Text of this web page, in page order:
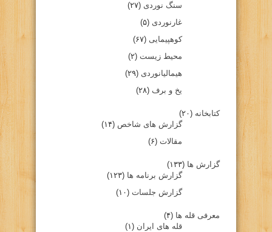
سنگ نوردی (۲۷)
غارنوردی (۵)
کوهپیمایی (۶۷)
محیط زیست (۲)
هیمالیانوردی (۲۹)
یخ و برف (۲۸)
کتابخانه (۲۰)
گزارش های شاخص (۱۴)
مقالات (۶)
گزارش ها (۱۳۳)
گزارش برنامه ها (۱۲۳)
گزارش جلسات (۱۰)
معرفی قله ها (۴)
قله های ایران (۱)